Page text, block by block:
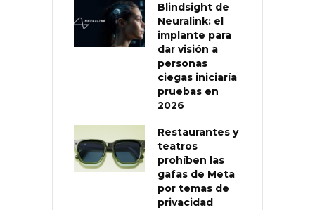
Blindsight de
Neuralink: el
implante para
dar visión a
personas
ciegas iniciaría
pruebas en
2026
Restaurantes y
teatros
prohíben las
gafas de Meta
por temas de
privacidad